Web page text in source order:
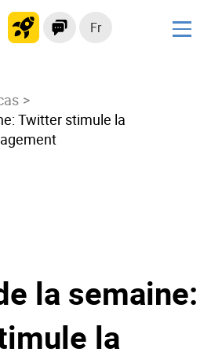
Fr
Twitter stimule la
la semaine:
la